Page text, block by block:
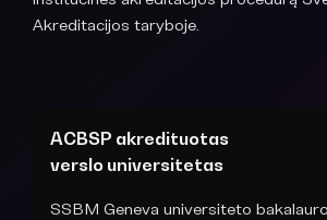
Akreditacijos taryboje.
ACBSP akredituotas
verslo universitetas
SSBM Geneva universiteto